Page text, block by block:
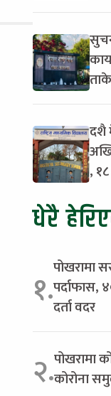
दशै
,
धेरै
१.पोखरामा
पर्दाफास,
दर्ता वदर
२.पोखरामा
कोरोना